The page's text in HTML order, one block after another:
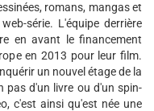
romans, mangas et
série. L'équipe derrière
en avant le financement
en 2013 pour leur film.
un nouvel étage de la
pas d'un livre ou d'un spin-
c'est ainsi qu'est née une